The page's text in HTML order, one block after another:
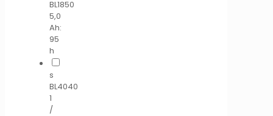
BL1850
5,0
Ah:
95
h
s
BL4040
1
/